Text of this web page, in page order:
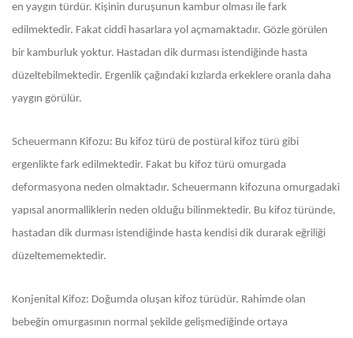
en yaygın türdür. Kişinin duruşunun kambur olması ile fark
edilmektedir. Fakat ciddi hasarlara yol açmamaktadır. Gözle görülen
bir kamburluk yoktur. Hastadan dik durması istendiğinde hasta
düzeltebilmektedir. Ergenlik çağındaki kızlarda erkeklere oranla daha
yaygın görülür.
Scheuermann Kifozu: Bu kifoz türü de postüral kifoz türü gibi
ergenlikte fark edilmektedir. Fakat bu kifoz türü omurgada
deformasyona neden olmaktadır. Scheuermann kifozuna omurgadaki
yapısal anormalliklerin neden olduğu bilinmektedir. Bu kifoz türünde,
hastadan dik durması istendiğinde hasta kendisi dik durarak eğriliği
düzeltememektedir.
Konjenital Kifoz: Doğumda oluşan kifoz türüdür. Rahimde olan
bebeğin omurgasının normal şekilde gelişmediğinde ortaya